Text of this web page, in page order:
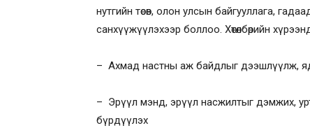
нутгийн төсөв, олон улсын байгууллага,
санхүүжүүлэхээр боллоо. Хөтөлбөрийн
– Ахмад настны аж байдлыг дээшлүүлж,
– Эрүүл мэнд, эрүүл насжилтыг дэмжих,
бүрдүүлэх